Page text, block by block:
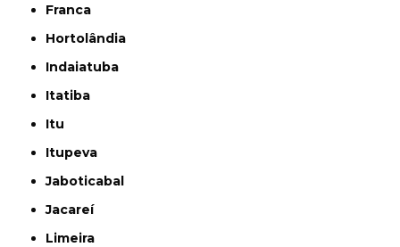
Franca
Hortolândia
Indaiatuba
Itatiba
Itu
Itupeva
Jaboticabal
Jacareí
Limeira